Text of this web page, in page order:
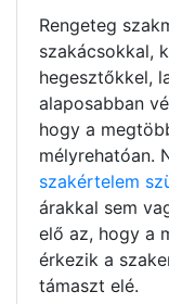
Rengeteg
szakácsokkal,
hegesztőkkel,
alaposabban
hogy a
mélyrehatóan.
szakértelem
árakkal sem
elő az, hogy a
érkezik a
támaszt elé.